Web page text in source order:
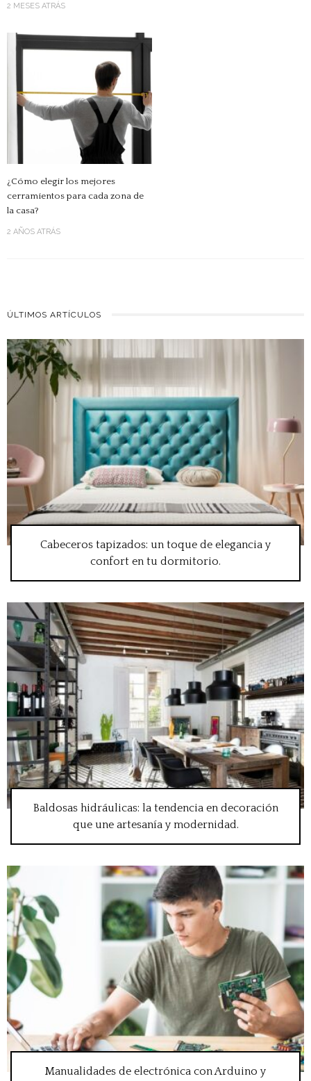
2 MESES ATRÁS
¿Cómo elegir los mejores
cerramientos para cada zona de
la casa?
2 AÑOS ATRÁS
ÚLTIMOS ARTÍCULOS
Cabeceros tapizados: un toque de elegancia y
confort en tu dormitorio.
Baldosas hidráulicas: la tendencia en decoración
que une artesanía y modernidad.
Manualidades de electrónica con Arduino y